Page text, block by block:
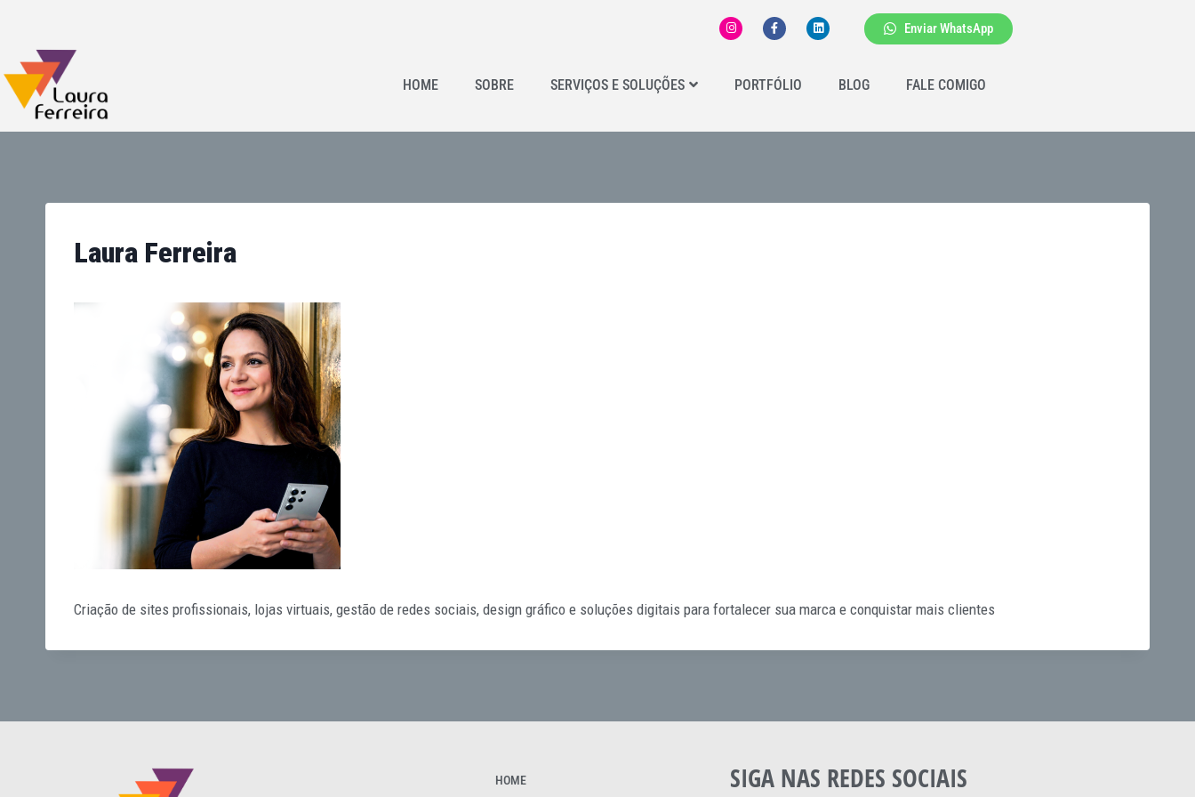
Enviar WhatsApp
HOME SOBRE SERVIÇOS E SOLUÇÕES PORTFÓLIO BLOG FALE COMIGO
Laura Ferreira
Criação de sites profissionais, lojas virtuais, gestão de redes sociais, design gráfico e soluções digitais para fortalecer sua marca e conquistar mais clientes
HOME SIGA NAS REDES SOCIAIS